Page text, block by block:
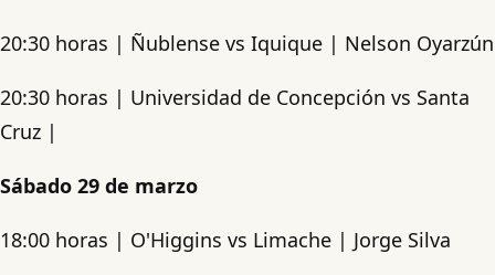
20:30 horas | Ñublense vs Iquique | Nelson Oyarzún
20:30 horas | Universidad de Concepción vs Santa
Cruz |
Sábado 29 de marzo
18:00 horas | O'Higgins vs Limache | Jorge Silva